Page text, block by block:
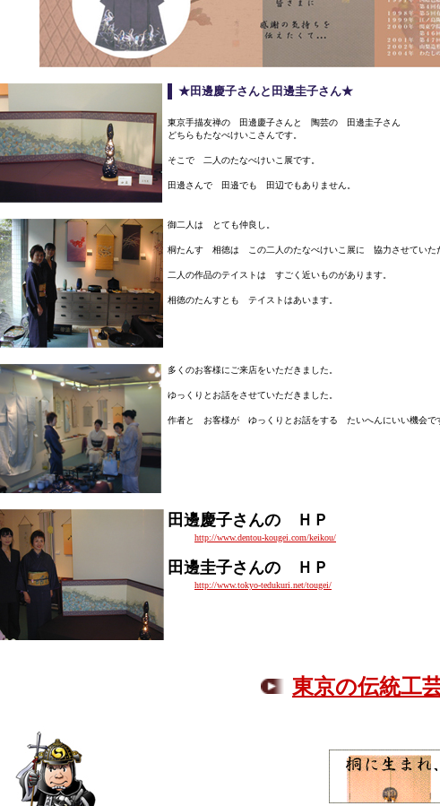
★田邊慶子さんと田邊圭子さん★
東京手描友禅の 田邊慶子さんと 陶芸の 田邊圭子さん
どちらもたなべけいこさんです。
そこで 二人のたなべけいこ展です。
田邊さんで 田邉でも 田辺でもありません。
御二人は とても仲良し。
桐たんす 相徳は この二人のたなべけいこ展に 協力させていた
二人の作品のテイストは すごく近いものがあります。
相徳のたんすとも テイストはあいます。
多くのお客様にご来店をいただきました。
ゆっくりとお話をさせていただきました。
作者と お客様が ゆっくりとお話をする たいへんにいい機会で
田邊慶子さんの ＨＰ
http://www.dentou-kougei.com/keikou/
田邊圭子さんの ＨＰ
http://www.tokyo-tedukuri.net/tougei/
東京の伝統工